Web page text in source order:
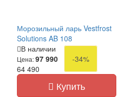
Морозильный ларь Vestfrost
Solutions AB 108
В наличии
Цена:97 990
-34%
64 490
Купить